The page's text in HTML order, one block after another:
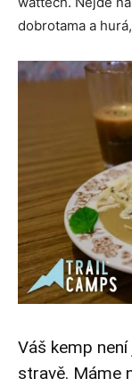
dobrotama a
Váš kemp
stravě. Máme